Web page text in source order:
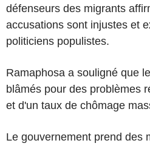
défenseurs des migrants
accusations sont injustes et
politiciens populistes.
Ramaphosa a souligné que
blâmés pour des problèmes
et d'un taux de chômage
Le gouvernement prend des